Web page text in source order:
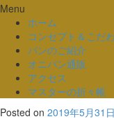
Skip
content
Menu
ホーム
コンセプト＆こだ
パンのご紹介
オニパン通販
アクセス
マスターの折々帳
Posted on 2019年5月31日